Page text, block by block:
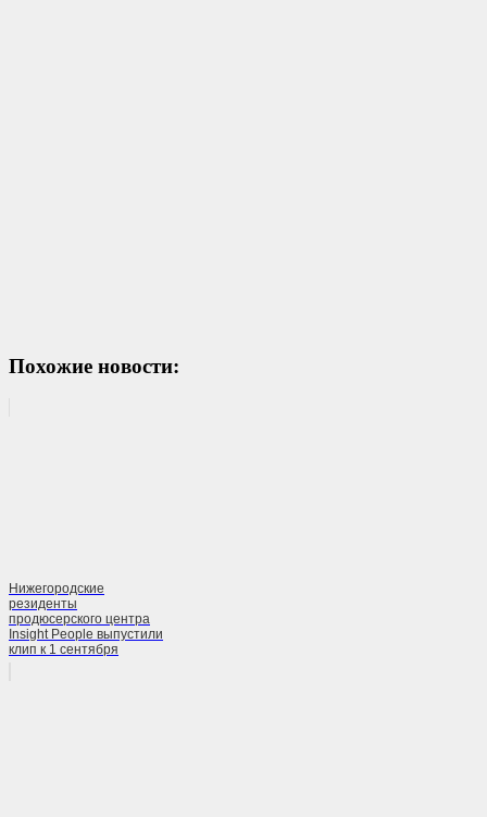
Похожие новости:
Нижегородские
резиденты
продюсерского центра
Insight People выпустили
клип к 1 сентября